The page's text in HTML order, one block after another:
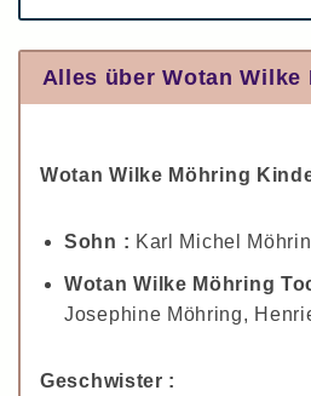
Alles über Wotan Wilke
Wotan Wilke Möhring
Sohn : Karl Michel
Wotan Wilke Möhring
Josephine Möhring,
Geschwister :